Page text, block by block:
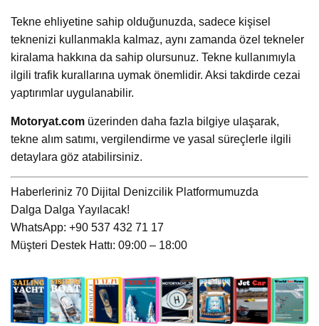
Tekne ehliyetine sahip olduğunuzda, sadece kişisel
teknenizi kullanmakla kalmaz, aynı zamanda özel tekneler
kiralama hakkına da sahip olursunuz. Tekne kullanımıyla
ilgili trafik kurallarına uymak önemlidir. Aksi takdirde cezai
yaptırımlar uygulanabilir.
Motoryat.com üzerinden daha fazla bilgiye ulaşarak,
tekne alım satımı, vergilendirme ve yasal süreçlerle ilgili
detaylara göz atabilirsiniz.
Haberleriniz 70 Dijital Denizcilik Platformumuzda
Dalga Dalga Yayılacak!
WhatsApp: +90 537 432 71 17
Müşteri Destek Hattı: 09:00 – 18:00